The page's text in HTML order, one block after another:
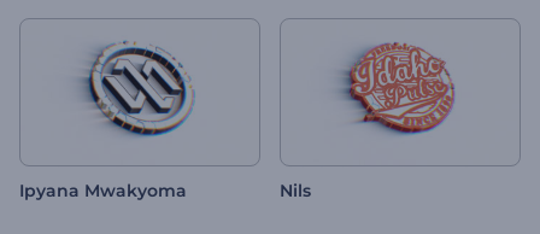
Ipyana Mwakyoma Nils